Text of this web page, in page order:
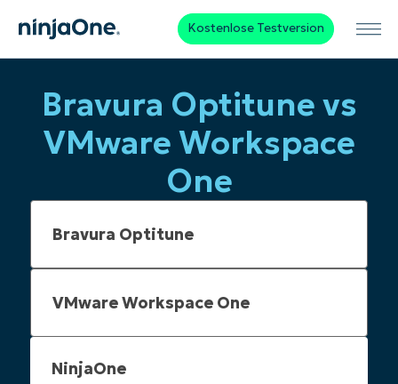
Kostenlose Testversion
Bravura Optitune vs
VMware Workspace
One
NinjaOne